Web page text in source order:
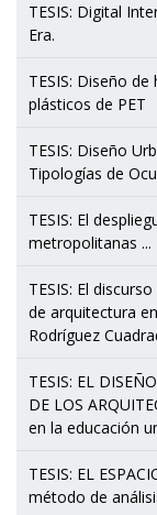
TESIS: Digital
Era.
TESIS: Diseño
plásticos de PET
TESIS: Diseño
Tipologías de
TESIS: El
metropolitanas ...
TESIS: El
de arquitectura
Rodríguez
TESIS: EL
DE LOS
en la educación
TESIS: EL
método de